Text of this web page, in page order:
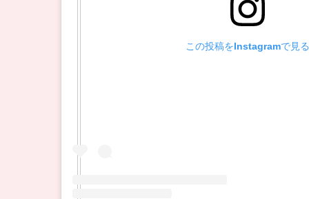
この投稿をInstagramで見る